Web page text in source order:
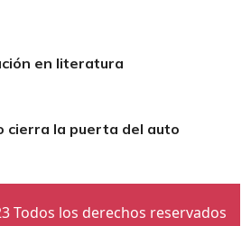
en literatura
cierra la puerta del auto
Todos los derechos reservados